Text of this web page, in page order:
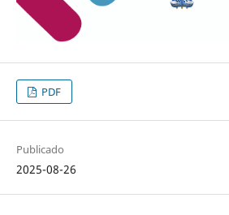
PDF
Publicado
2025-08-26